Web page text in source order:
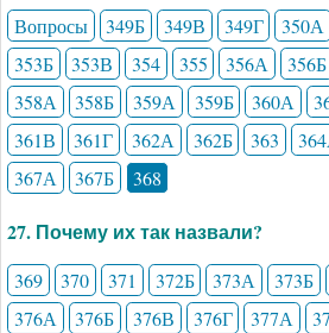
Вопросы 349Б 349В 349Г 350А
353Б
353В 354 355 356А 356Б
358А
358Б 359А 359Б 360А
361В
361Г 362А 362Б 363
367А
367Б 368
27. Почему их так назвали?
369 370 371 372Б 373А 373Б
376А
376Б 376В 376Г 377А